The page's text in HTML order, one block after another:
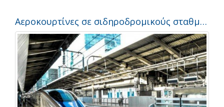
Αεροκουρτίνες σε σιδηροδρομικούς σταθμούς. Μελέτη περίπτωσης